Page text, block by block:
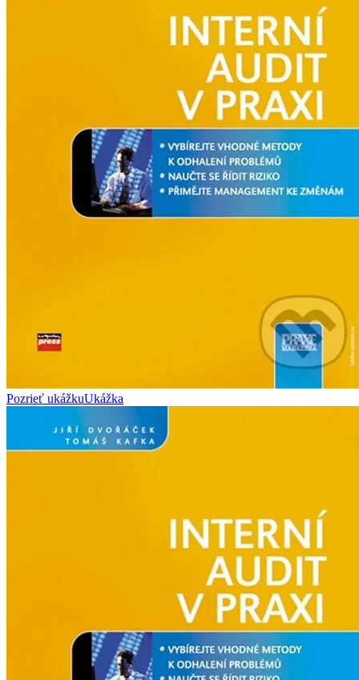
Pozrieť ukážkuUkážka